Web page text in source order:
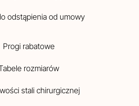
odstąpienia od umowy
Progi rabatowe
rozmiarów
stali chirurgicznej